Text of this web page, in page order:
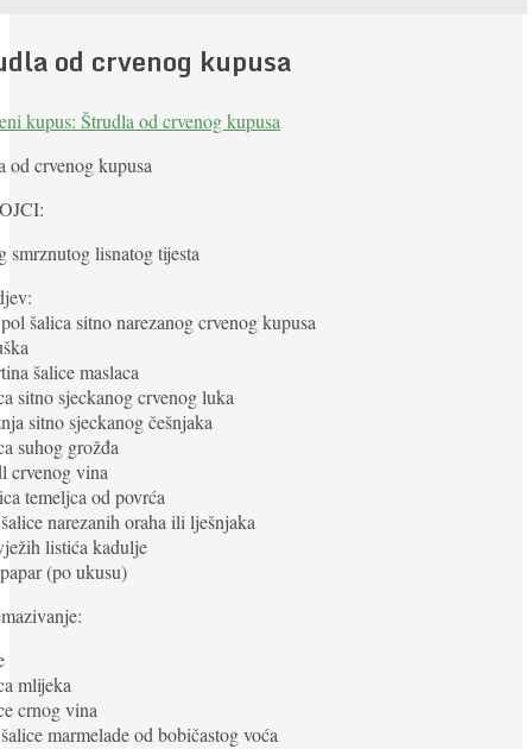
od crvenog kupusa
od crvenog kupusa
smrznutog lisnatog tijesta
šalica sitno narezanog crvenog kupusa
šalice maslaca
sitno sjeckanog crvenog luka
sitno sjeckanog češnjaka
suhog grožđa
crvenog vina
temeljca od povrća
narezanih oraha ili lješnjaka
listića kadulje
(po ukusu)
mlijeka
crnog vina
marmelade od bobičastog voća